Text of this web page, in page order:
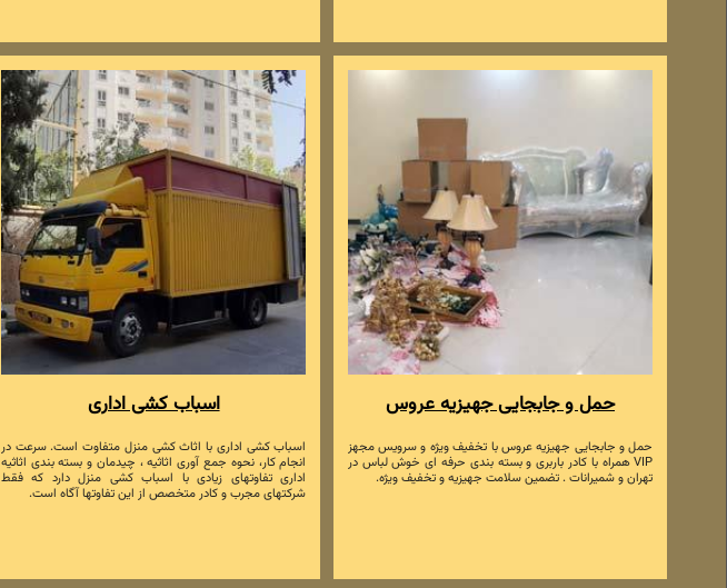
حمل و جابجایی جهیزیه عروس
حمل و جابجایی جهیزیه عروس با تخفیف ویژه و سرویس مجهز
VIP همراه با کادر باربری و بسته بندی حرفه ای خوش لباس در
تهران و شمیرانات . تضمین سلامت جهیزیه و تخفیف ویژه.
اسباب کشی اداری
اسباب کشی اداری با اثاث کشی منزل متفاوت است. سرعت در
انجام کار، نحوه جمع آوری اثاثیه ، چیدمان و بسته بندی اثاثیه
اداری تفاوتهای زیادی با اسباب کشی منزل دارد که فقط
شرکتهای مجرب و کادر متخصص از این تفاوتها آگاه است.